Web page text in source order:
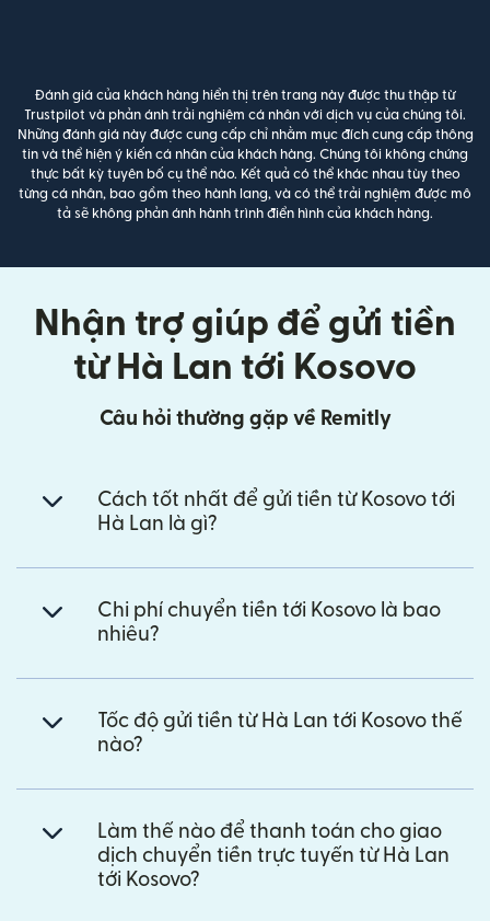
Đánh giá của khách hàng hiển thị trên trang này được thu thập từ
Trustpilot và phản ánh trải nghiệm cá nhân với dịch vụ của chúng tôi.
Những đánh giá này được cung cấp chỉ nhằm mục đích cung cấp thông
tin và thể hiện ý kiến cá nhân của khách hàng. Chúng tôi không chứng
thực bất kỳ tuyên bố cụ thể nào. Kết quả có thể khác nhau tùy theo
từng cá nhân, bao gồm theo hành lang, và có thể trải nghiệm được mô
tả sẽ không phản ánh hành trình điển hình của khách hàng.
Nhận trợ giúp để gửi tiền
từ Hà Lan tới Kosovo
Câu hỏi thường gặp về Remitly
Cách tốt nhất để gửi tiền từ Kosovo tới
Hà Lan là gì?
Chi phí chuyển tiền tới Kosovo là bao
nhiêu?
Tốc độ gửi tiền từ Hà Lan tới Kosovo thế
nào?
Làm thế nào để thanh toán cho giao
dịch chuyển tiền trực tuyến từ Hà Lan
tới Kosovo?